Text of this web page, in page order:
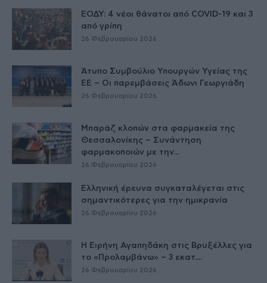
ΕΟΔΥ: 4 νέοι θάνατοι από COVID-19 και 3
από γρίπη
26 Φεβρουαρίου 2026
Άτυπο Συμβούλιο Υπουργών Υγείας της
ΕE – Οι παρεμβάσεις Άδωνι Γεωργιάδη
26 Φεβρουαρίου 2026
Μπαράζ κλοπών στα φαρμακεία της
Θεσσαλονίκης – Συνάντηση
φαρμακοποιών με την...
26 Φεβρουαρίου 2026
Ελληνική έρευνα συγκαταλέγεται στις
σημαντικότερες για την ημικρανία
26 Φεβρουαρίου 2026
Η Ειρήνη Αγαπηδάκη στις Βρυξέλλες για
το «Προλαμβάνω» – 3 εκατ....
26 Φεβρουαρίου 2026